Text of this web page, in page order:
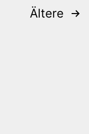
Ältere